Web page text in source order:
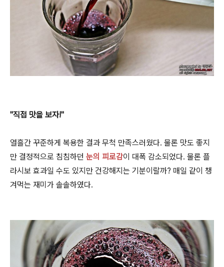
"직접 맛을 보자!"
열흘간 꾸준하게 복용한 결과 무척 만족스러웠다. 물론 맛도 좋지
만 결정적으로 침침하던 눈의 피로감이 대폭 감소되었다. 물론 플
라시보 효과일 수도 있지만 건강해지는 기분이랄까? 매일 같이 챙
겨먹는 재미가 솔솔하였다.